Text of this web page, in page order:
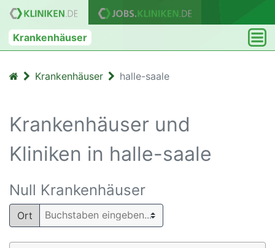
Krankenhäuser
Krankenhäuser halle-saale
Krankenhäuser und
Kliniken in halle-saale
Null Krankenhäuser
Ort